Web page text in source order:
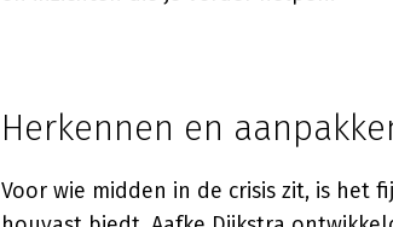
Herkennen en
Voor wie midden in de crisis zit, is het